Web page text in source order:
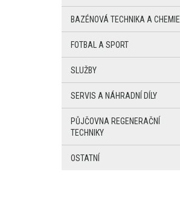
BAZÉNOVÁ TECHNIKA A CHEMIE
FOTBAL A SPORT
SLUŽBY
SERVIS A NÁHRADNÍ DÍLY
PŮJČOVNA REGENERAČNÍ
TECHNIKY
OSTATNÍ